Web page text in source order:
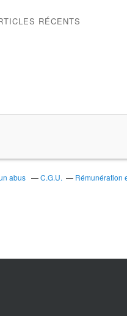
RÉCENTS
abus C.G.U. Rémunération